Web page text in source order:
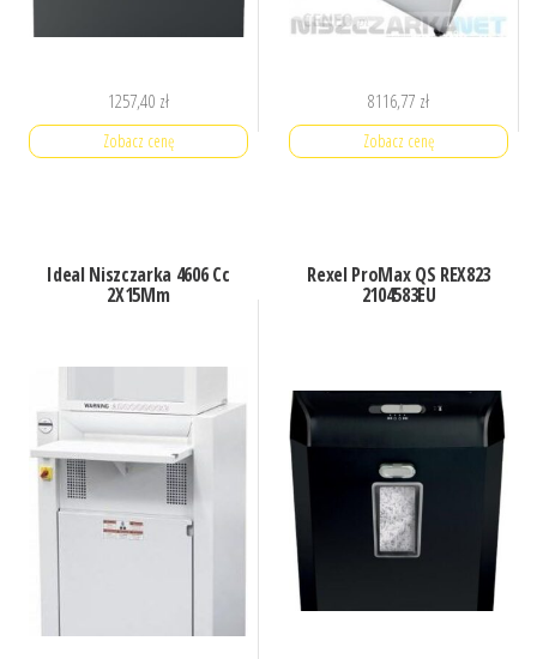
1257,40 zł
Zobacz cenę
8116,77 zł
Zobacz cenę
Ideal Niszczarka 4606 Cc
2X15Mm
Rexel ProMax QS REX823
2104583EU